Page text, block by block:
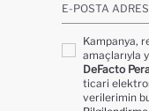
E-POSTA
Kampanya,
amaçlarıyla
DeFacto
ticari
verilerimin